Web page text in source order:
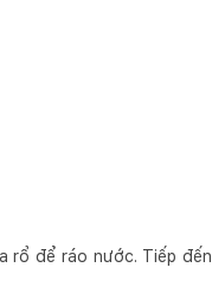
rổ để ráo nước. Tiếp đến